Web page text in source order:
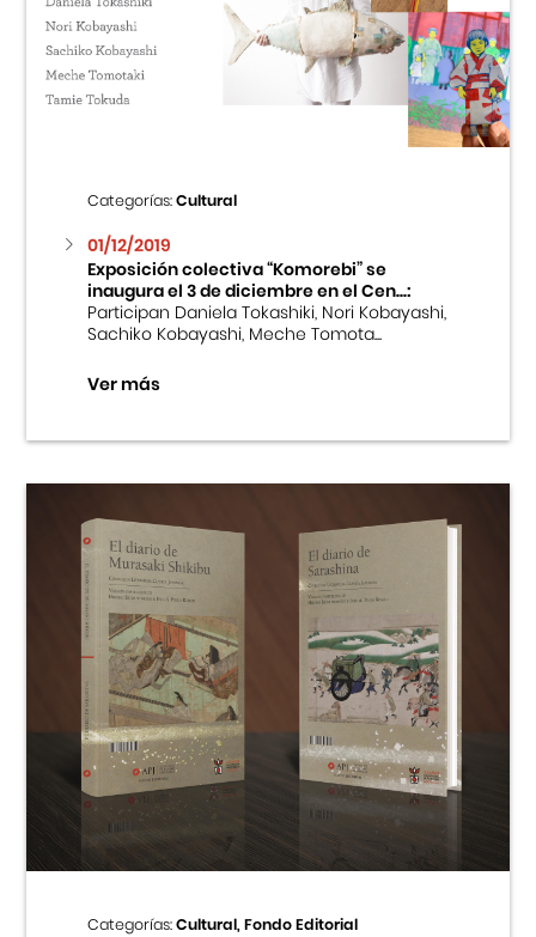
Categorías:Cultural
01/12/2019
Exposición colectiva “Komorebi” se
inaugura el 3 de diciembre en el Cen...:
Participan Daniela Tokashiki, Nori Kobayashi,
Sachiko Kobayashi, Meche Tomota...
Ver más
Categorías:Cultural, Fondo Editorial